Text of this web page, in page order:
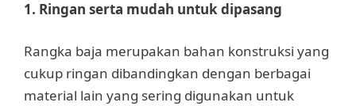
1. Ringan serta mudah untuk dipasang
Rangka baja merupakan bahan konstruksi yang
cukup ringan dibandingkan dengan berbagai
material lain yang sering digunakan untuk